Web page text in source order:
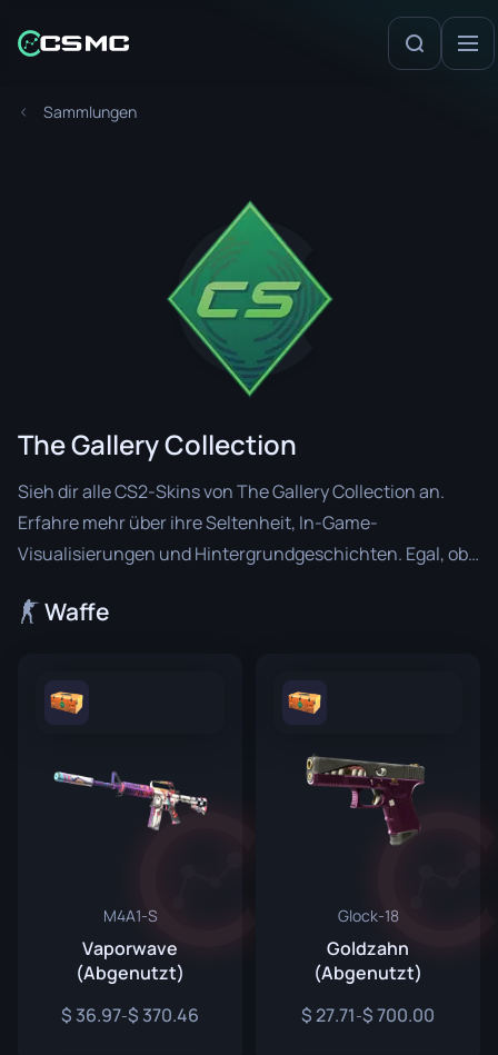
Sammlungen
The Gallery Collection
Sieh dir alle CS2-Skins von The Gallery Collection an.
Erfahre mehr über ihre Seltenheit, In-Game-
Visualisierungen und Hintergrundgeschichten. Egal, ob
liebst, The Gallery Collection bietet eine Reihe
dein Inventar zu verbessern.
Waffe
M4A1-S
Vaporwave
(Abgenutzt)
36.97- 370.46
Glock-18
Goldzahn
(Abgenutzt)
27.71- 700.00